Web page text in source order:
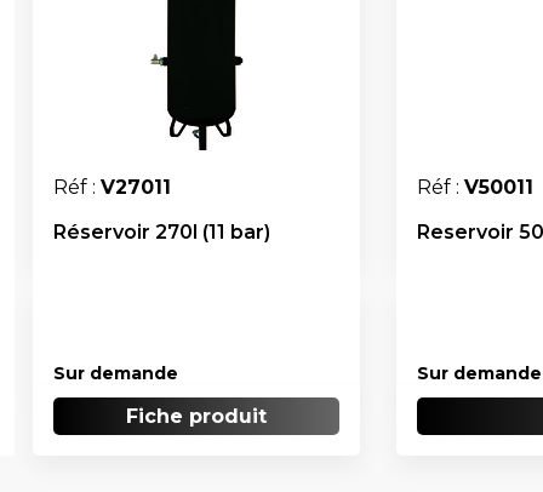
Réf : V27011
Réservoir 270l (11 bar)
Sur demande
Fiche produit
Réf : V50011
Reservoir
Sur demande